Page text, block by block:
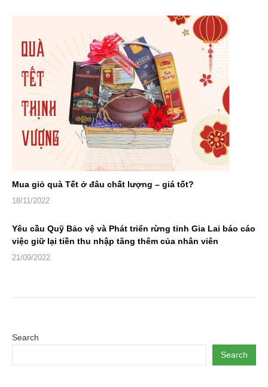
Mua giỏ quà Tết ở đâu chất lượng – giá tốt?
18/11/2022
Yêu cầu Quỹ Bảo vệ và Phát triển rừng tỉnh Gia Lai báo cáo
việc giữ lại tiền thu nhập tăng thêm của nhân viên
21/09/2022
Search
Search